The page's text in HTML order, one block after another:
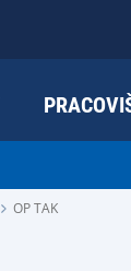
OP TAK